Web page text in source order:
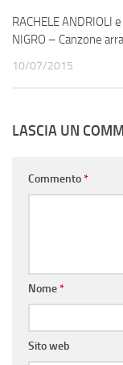
RACHELE ANDRIOLI e
NIGRO – Canzone
10/07/2015
LASCIA UN
Commento*
Nome*
Sito web